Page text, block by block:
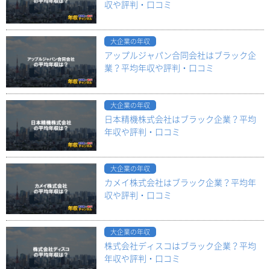
収や評判・口コミ
大企業の年収
アップルジャパン合同会社はブラック企
業？平均年収や評判・口コミ
大企業の年収
日本精機株式会社はブラック企業？平均
年収や評判・口コミ
大企業の年収
カメイ株式会社はブラック企業？平均年
収や評判・口コミ
大企業の年収
株式会社ディスコはブラック企業？平均
年収や評判・口コミ